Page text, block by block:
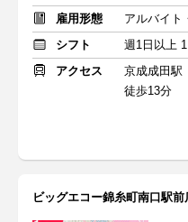
雇用形態
アルバイト
シフト
週1日以上
アクセス
京成成田駅
徒歩13分
ビッグエコー錦糸町南口駅前